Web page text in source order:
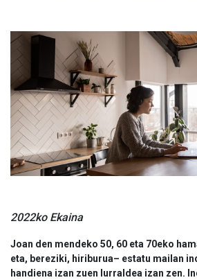
2022ko Ekaina
Joan den mendeko 50, 60 eta 70eko
eta, bereziki, hiriburua– estatu mailan
handiena izan zuen lurraldea izan zen.